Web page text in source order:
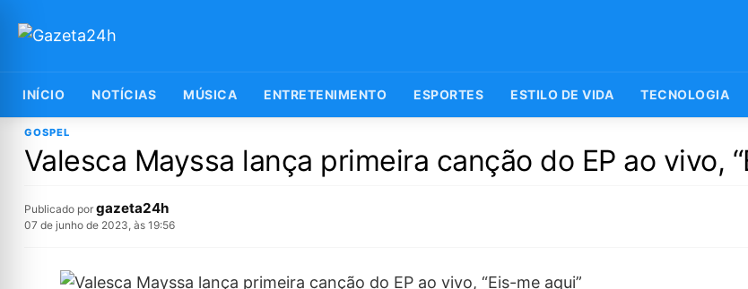
INÍCIO NOTÍCIAS MÚSICA ENTRETENIMENTO ESPORTES ESTILO DE VIDA TECNOLOGIA
GOSPEL
Valesca Mayssa lança primeira canção do EP ao vivo,
Publicado por gazeta24h
07 de junho de 2023, às 19:56